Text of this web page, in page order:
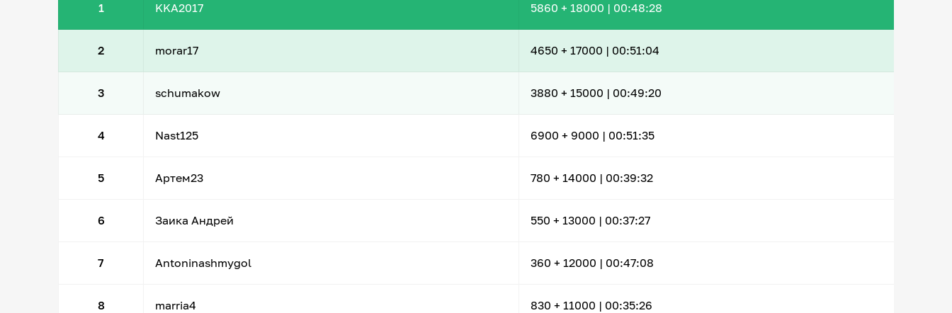
1 KKA2017 5860 + 18000 | 00:48:28
2 morar17 4650 + 17000 | 00:51:04
3 schumakow 3880 + 15000 | 00:49:20
4 Nast125 6900 + 9000 | 00:51:35
5 Артем23 780 + 14000 | 00:39:32
6 Заика Андрей 550 + 13000 | 00:37:27
7 Antoninashmygol 360 + 12000 | 00:47:08
8 marria4 830 + 11000 | 00:35:26